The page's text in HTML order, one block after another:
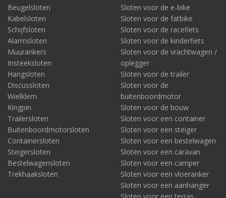
Beugelsloten
Kabelsloten
Schijfsloten
Alarmsloten
Muurankers
Insteeksloten
Hangsloten
Discussloten
Wielklem
Kingpin
Trailersloten
Buitenboordmotorsloten
Containersloten
Steigersloten
Bestelwagensloten
Trekhaaksloten
Sloten voor de e-bike
Sloten voor de fatbike
Sloten voor de racefiets
Sloten voor de kinderfiets
Sloten voor de vrachtwagen /
oplegger
Sloten voor de trailer
Sloten voor de
buitenboordmotor
Sloten voor de bouw
Sloten voor een container
Sloten voor een steiger
Sloten voor een bestelwagen
Sloten voor een caravan
Sloten voor een camper
Sloten voor een vloeranker
Sloten voor een aanhanger